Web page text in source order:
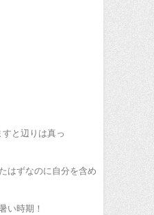
すと辺りは真っ
はずなのに自分を含め
い時期！